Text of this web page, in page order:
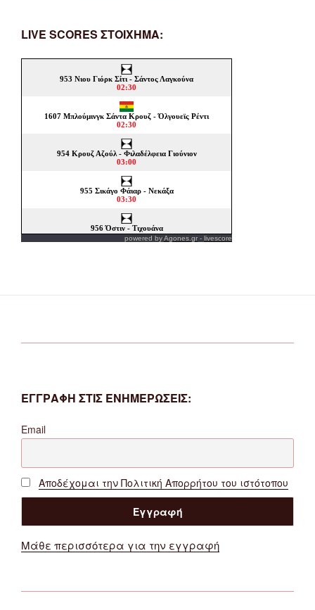
LIVE SCORES ΣΤΟΙΧΗΜΑ:
powered byAgones.gr - livescore
ΕΓΓΡΑΦΗ ΣΤΙΣ ΕΝΗΜΕΡΩΣΕΙΣ:
Email
Αποδέχομαι την Πολιτική Απορρήτου του ιστότοπου
Μάθε περισσότερα για την εγγραφή